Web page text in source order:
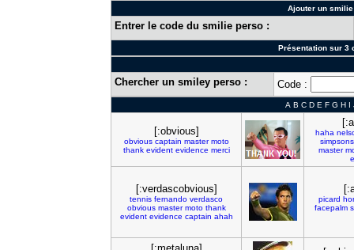
Ajouter un
Entrer le code du smilie perso :
Présentation sur 3
Chercher un smiley perso : Code :
A B C D E F G H I
[:obvious]
obvious captain master moto
thank evident evidence merci
haha
simpsons
master
[:verdascobvious]
tennis fernando verdasco
obvious master moto thank
evident evidence captain ahah
picard
facepalm